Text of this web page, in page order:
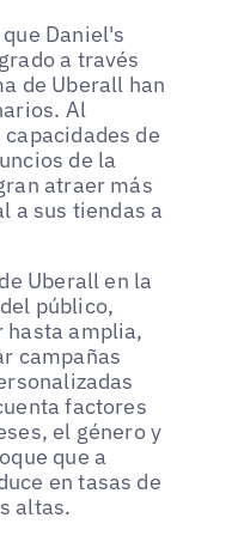
Daniel's
a través
de Uberall han
Al
de
de la
atraer más
a sus tiendas a
Uberall en la
público,
hasta amplia,
campañas
factores
el género y
que a
en tasas de
altas.